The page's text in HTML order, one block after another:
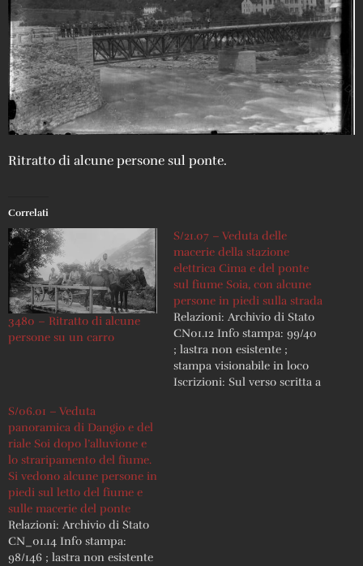
Ritratto di alcune persone sul ponte.
Correlati
3480 – Ritratto di alcune
persone su un carro
S/21.07 – Veduta delle
macerie della stazione
elettrica Cima e del ponte
sul fiume Soia, con alcune
persone in piedi sulla strada
Relazioni: Archivio di Stato
CN01.12 Info stampa: 99/40
; lastra non esistente ;
stampa visionabile in loco
Iscrizioni: Sul verso scritta a
S/06.01 – Veduta
panoramica di Dangio e del
riale Soi dopo l’alluvione e
lo straripamento del fiume.
Si vedono alcune persone in
piedi sul letto del fiume e
sulle macerie del ponte
Relazioni: Archivio di Stato
CN_01.14 Info stampa:
98/146 ; lastra non esistente